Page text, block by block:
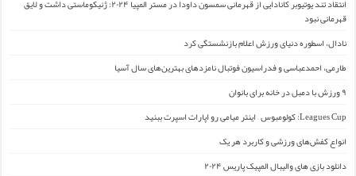
انتقاد تند یوتیوبر کانادایی از قهرمانی سمسون داودا در مستر المپیا ۲۰۲۴: ژنیکوماستی داشت و لایق
قهرمانی نبود
نادال، اسطوره دنیای ورزش اعلام بازنشستگی کرد
طارمی، احمدعباسی و فدراسیون فوتبال نامزدهای بهترین‌های سال آسیا
۹ ورزش با دمبل در خانه برای بانوان
Leagues Cup: کولومبوس – اینتر میامی رو اپارات اسپرت ببنید
انواع کفش‌های ورزشی و کاربرد هر یک
دانلود بازی های والیبال المپیک پاریس ۲۰۲۴